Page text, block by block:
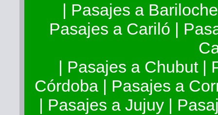
| Pasajes a
Pasajes a Cariló |
| Pasajes a Chubut |
Córdoba | Pasajes a
| Pasajes a Jujuy |